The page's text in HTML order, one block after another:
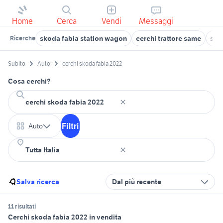
Home Cerca Vendi Messaggi
Ricerche skoda fabia station wagon cerchi trattore same
Subito Auto cerchi skoda fabia 2022
Cosa cerchi?
Auto Filtri
Salva ricerca Dal più recente
11 risultati
Cerchi skoda fabia 2022 in vendita